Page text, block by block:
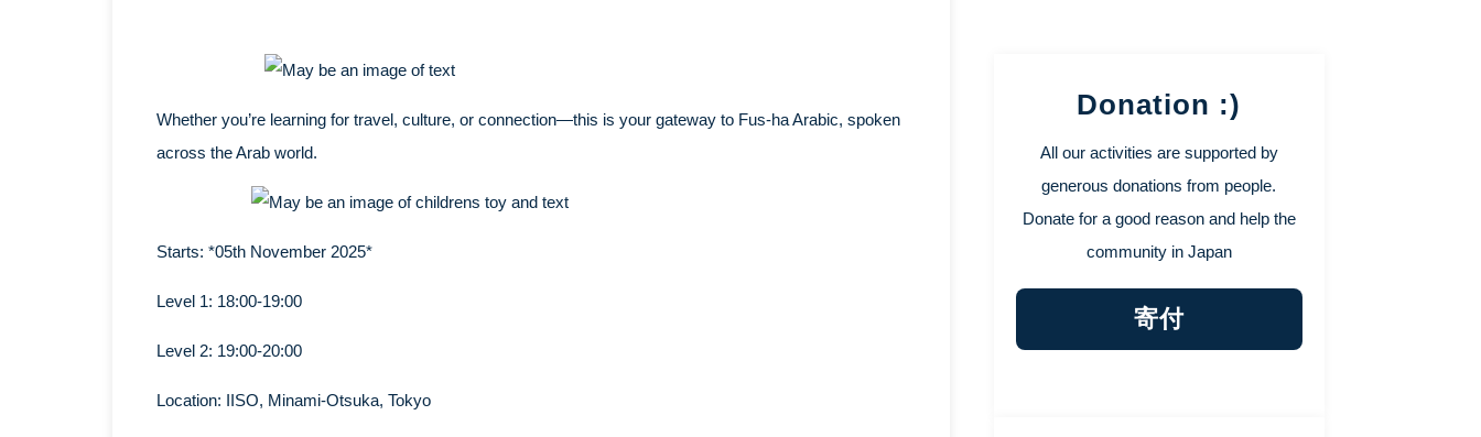
Whether you’re learning for travel, culture, or connection—this is your gateway to Fus-ha Arabic, spoken
across the Arab world.
Starts: *05th November 2025*
Level 1: 18:00-19:00
Level 2: 19:00-20:00
Location: IISO, Minami-Otsuka, Tokyo
Donation :)
All our activities are supported by
generous donations from people.
Donate for a good reason and help the
community in Japan
寄付